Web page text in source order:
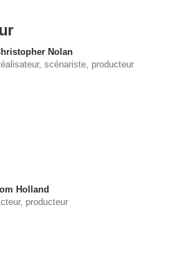
Nolan
scénariste, producteur
Holland
producteur